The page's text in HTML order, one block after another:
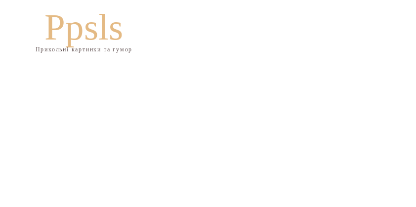
Ppsls
Прикольні картинки та гумор